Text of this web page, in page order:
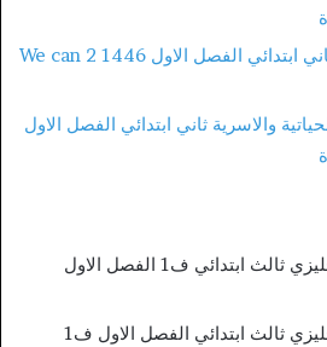
حل كتاب الانجليزي ثاني ابتدائي الفصل الاول We can 2 1446
والاسرية ثاني ابتدائي الفصل الاول
حل كتاب النشاط انجليزي ثالث ابتدائي ف1 الفصل الاول
حل كتاب النشاط انجليزي ثالث ابتدائي الفصل الاول ف1